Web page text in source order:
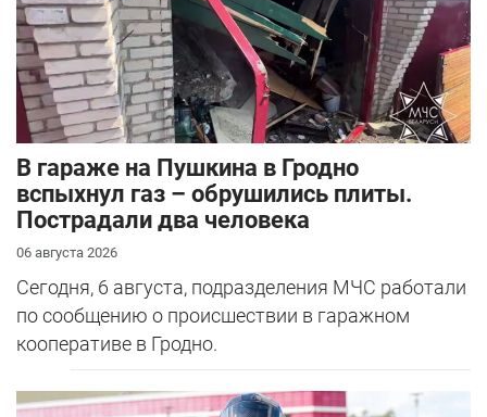
В гараже на Пушкина в Гродно
вспыхнул газ – обрушились плиты.
Пострадали два человека
06 августа 2026
Сегодня, 6 августа, подразделения МЧС работали
по сообщению о происшествии в гаражном
кооперативе в Гродно.